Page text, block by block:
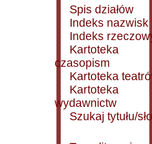
Spis działów
Indeks nazwisk
Indeks
Kartoteka
czasopism
Kartoteka
Kartoteka
wydawnictw
Szukaj tytułu/